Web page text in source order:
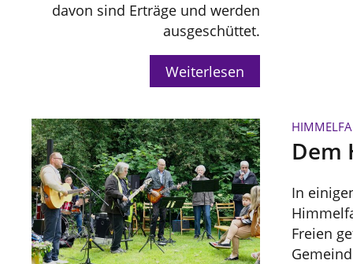
davon sind Erträge und werden
ausgeschüttet.
Weiterlesen
Dem
In
Freien